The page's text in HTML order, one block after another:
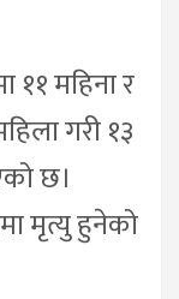
११ महिना र
गरी १३
छ।
मृत्यु हुनेको